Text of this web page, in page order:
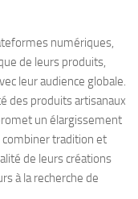
numériques,
de leurs produits,
leur audience globale.
des produits artisanaux
un élargissement
combiner tradition et
de leurs créations
à la recherche de